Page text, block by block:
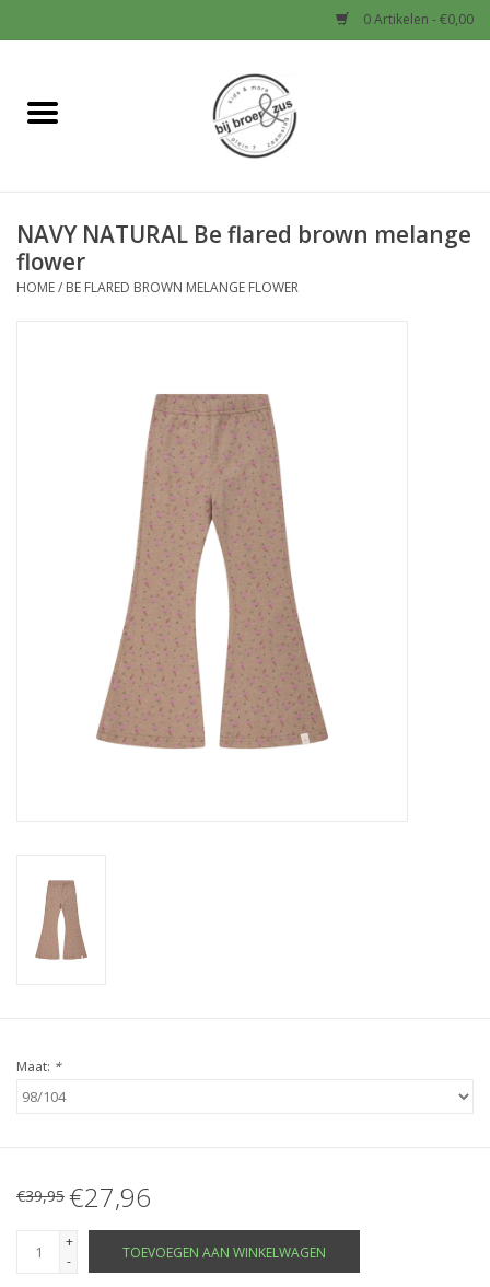
0 Artikelen - €0,00
Home
Baby
Jongens
Schoenen en Tassen
NAVY NATURAL Be flared brown melange
flower
HOME/ BE FLARED BROWN MELANGE FLOWER
Maat: *
€39,95 €27,96
+
-
TOEVOEGEN AAN WINKELWAGEN